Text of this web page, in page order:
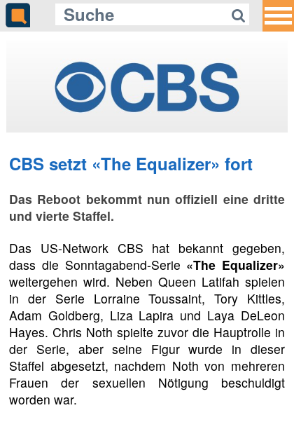
CBS setzt «The Equalizer» fort
Das Reboot bekommt nun offiziell eine dritte
und vierte Staffel.
Das US-Network CBS hat bekannt gegeben,
dass die Sonntagabend-Serie «The Equalizer»
weitergehen wird. Neben Queen Latifah spielen
in der Serie Lorraine Toussaint, Tory Kittles,
Adam Goldberg, Liza Lapira und Laya DeLeon
Hayes. Chris Noth spielte zuvor die Hauptrolle in
der Serie, aber seine Figur wurde in dieser
Staffel abgesetzt, nachdem Noth von mehreren
Frauen der sexuellen Nötigung beschuldigt
worden war.